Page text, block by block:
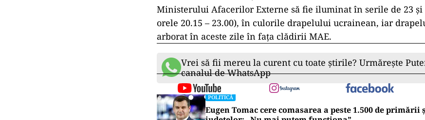
Ministerului Afacerilor Externe să fie iluminat în serile de 23 şi
orele 20.15 – 23.00), în culorile drapelului ucrainean, iar
arborat în aceste zile în faţa clădirii MAE.
Vrei să fii mereu la curent cu toate știrile? Urmărește
canalul de WhatsApp
POLITICĂ
Eugen Tomac cere comasarea a peste 1.500 de